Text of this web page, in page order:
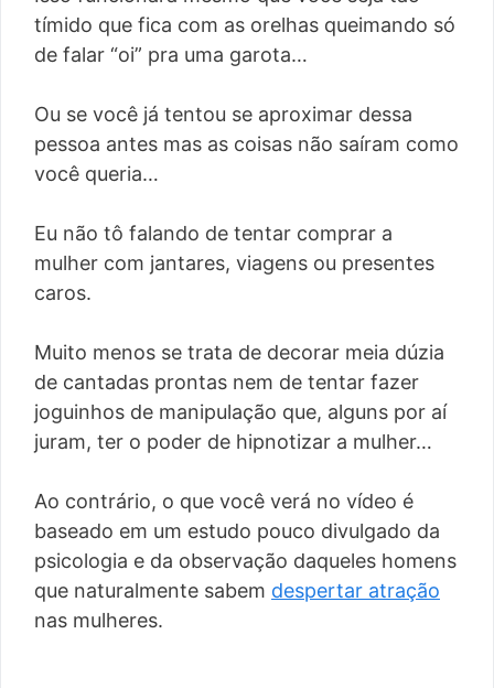
tímido que fica com as orelhas queimando só
de falar “oi” pra uma garota…
Ou se você já tentou se aproximar dessa
pessoa antes mas as coisas não saíram como
você queria…
Eu não tô falando de tentar comprar a
mulher com jantares, viagens ou presentes
caros.
Muito menos se trata de decorar meia dúzia
de cantadas prontas nem de tentar fazer
joguinhos de manipulação que, alguns por aí
juram, ter o poder de hipnotizar a mulher…
Ao contrário, o que você verá no vídeo é
baseado em um estudo pouco divulgado da
psicologia e da observação daqueles homens
que naturalmente sabem despertar atração
nas mulheres.